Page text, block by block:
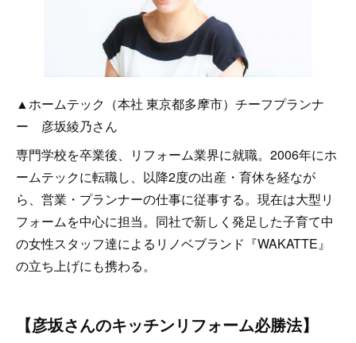
▲ホームテック（本社 東京都多摩市）チーフプランナ
ー 彦坂綾乃さん
専門学校を卒業後、リフォーム業界に就職。2006年にホ
ームテックに転職し、以降2度の出産・育休を経なが
ら、営業・プランナーの仕事に従事する。現在は大型リ
フォームを中心に担当。同社で新しく発足した子育て中
の女性スタッフ達によるリノベブランド『WAKATTE』
の立ち上げにも携わる。
【彦坂さんのキッチンリフォーム必勝法】